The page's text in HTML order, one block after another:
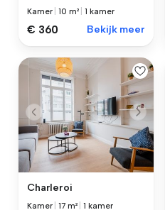
Kamer |10 m² |1 kamer
€ 360 Bekijk meer
Charleroi
Kamer |17 m² |1 kamer